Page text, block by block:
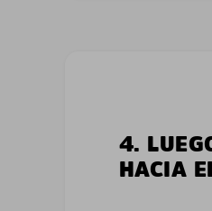
4.
HACIA